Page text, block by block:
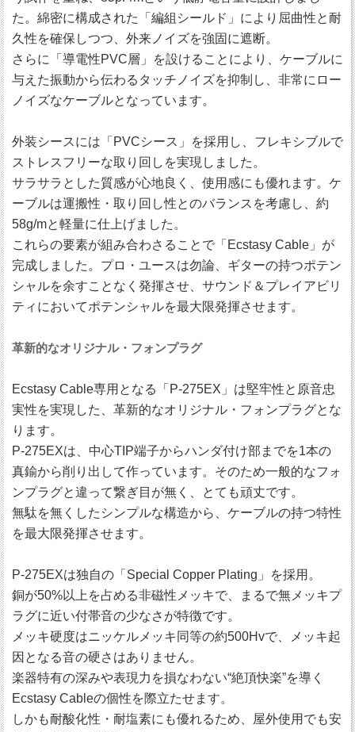
た。綿密に構成された「編組シールド」により屈曲性と耐
久性を確保しつつ、外来ノイズを強固に遮断。
さらに「導電性PVC層」を設けることにより、ケーブルに
与えた振動から伝わるタッチノイズを抑制し、非常にロー
ノイズなケーブルとなっています。
外装シースには「PVCシース」を採用し、フレキシブルで
ストレスフリーな取り回しを実現しました。
サラサラとした質感が心地良く、使用感にも優れます。ケ
ーブルは運搬性・取り回し性とのバランスを考慮し、約
58g/mと軽量に仕上げました。
これらの要素が組み合わさることで「Ecstasy Cable」が
完成しました。プロ・ユースは勿論、ギターの持つポテン
シャルを余すことなく発揮させ、サウンド＆プレイアビリ
ティにおいてポテンシャルを最大限発揮させます。
革新的なオリジナル・フォンプラグ
Ecstasy Cable専用となる「P-275EX」は堅牢性と原音忠
実性を実現した、革新的なオリジナル・フォンプラグとな
ります。
P-275EXは、中心TIP端子からハンダ付け部までを1本の
真鍮から削り出して作っています。そのため一般的なフォ
ンプラグと違って繋ぎ目が無く、とても頑丈です。
無駄を無くしたシンプルな構造から、ケーブルの持つ特性
を最大限発揮させます。
P-275EXは独自の「Special Copper Plating」を採用。
銅が50%以上を占める非磁性メッキで、まるで無メッキプ
ラグに近い付帯音の少なさが特徴です。
メッキ硬度はニッケルメッキ同等の約500Hvで、メッキ起
因となる音の硬さはありません。
楽器特有の深みや表現力を損なわない“絶頂快楽”を導く
Ecstasy Cableの個性を際立たせます。
しかも耐酸化性・耐塩素にも優れるため、屋外使用でも安